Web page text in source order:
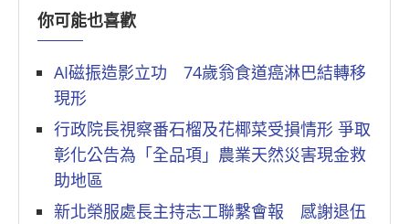
你可能也喜歡
AI磁振造影立功 74歲翁食道癌淋巴結轉移
現形
行政院長視察番石榴及花椰菜受損情形 爭取
彰化公告為「全品項」農業天然災害現金救
助地區
新北榮服處長主持志工聯繫會報 感謝退伍